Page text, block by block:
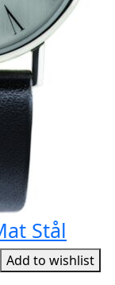
Stål
Add to wishlist